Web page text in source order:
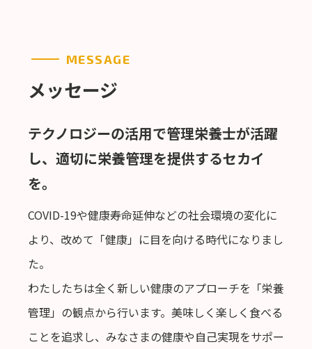
MESSAGE
メッセージ
テクノロジーの活用で管理栄養士が活躍
し、適切に栄養管理を提供するセカイ
を。
COVID-19や健康寿命延伸などの社会環境の変化に
より、改めて「健康」に目を向ける時代になりまし
た。
わたしたちは全く新しい健康のアプローチを「栄養
管理」の観点から行います。美味しく楽しく食べる
ことを追求し、みなさまの健康や自己実現をサポー